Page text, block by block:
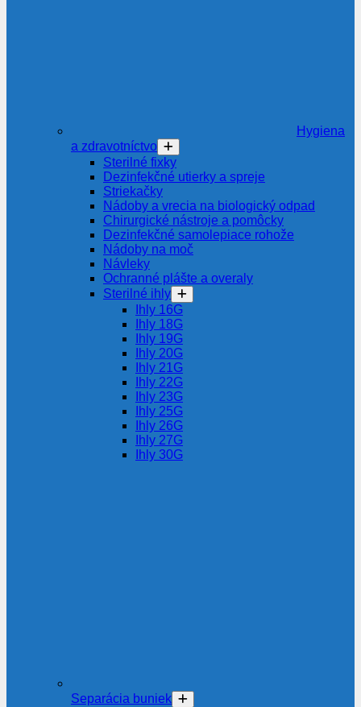
Hygiena
a zdravotníctvo
Sterilné fixky
Dezinfekčné utierky a spreje
Striekačky
Nádoby a vrecia na biologický odpad
Chirurgické nástroje a pomôcky
Dezinfekčné samolepiace rohože
Nádoby na moč
Návleky
Ochranné plášte a overaly
Sterilné ihly
Ihly 16G
Ihly 18G
Ihly 19G
Ihly 20G
Ihly 21G
Ihly 22G
Ihly 23G
Ihly 25G
Ihly 26G
Ihly 27G
Ihly 30G
Separácia buniek